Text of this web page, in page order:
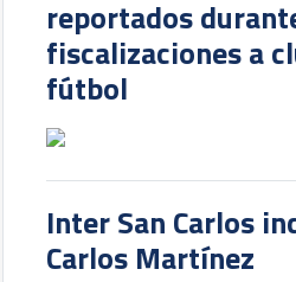
reportados
fiscalizaciones a
fútbol
Inter San Carlos
Carlos Martínez